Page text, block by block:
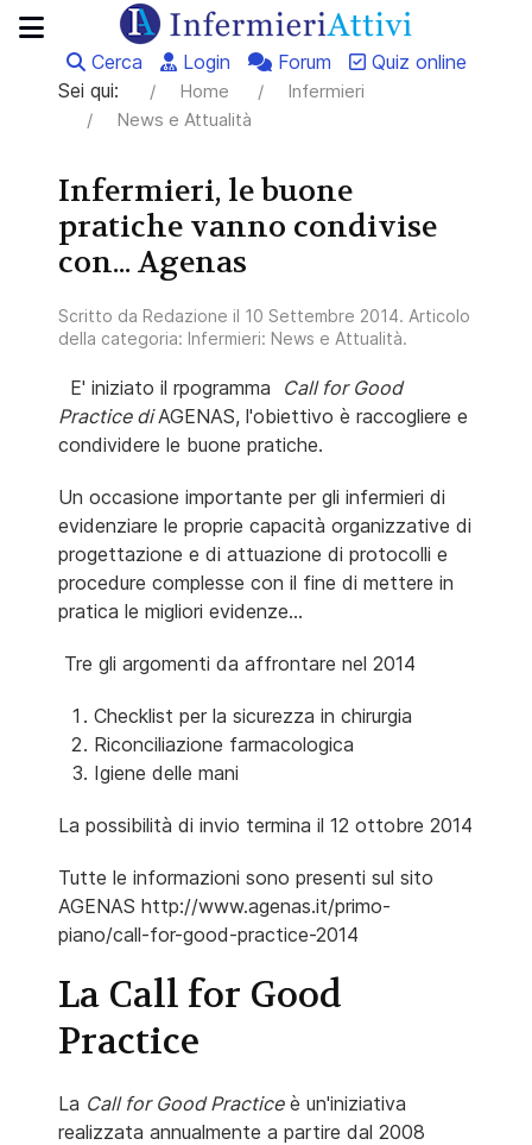
Cerca Login Forum
Quiz online
Sei qui:
Home
Infermieri
News e Attualità
Infermieri, le buone
pratiche vanno condivise
con... Agenas
Scritto da Redazione il 10 Settembre 2014. Articolo
della categoria: Infermieri: News e Attualità.
E' iniziato il rpogramma Call for Good
Practice diAGENAS, l'obiettivo è raccogliere e
condividere le buone pratiche.
Un occasione importante per gli infermieri di
evidenziare le proprie capacità organizzative di
progettazione e di attuazione di protocolli e
procedure complesse con il fine di mettere in
pratica le migliori evidenze...
Tre gli argomenti da affrontare nel 2014
Checklist per la sicurezza in chirurgia
Riconciliazione farmacologica
Igiene delle mani
La possibilità di invio termina il 12 ottobre 2014
Tutte le informazioni sono presenti sul sito
AGENAS http://www.agenas.it/primo-
piano/call-for-good-practice-2014
La Call for Good
Practice
La Call for Good Practiceè un'iniziativa
realizzata annualmente a partire dal 2008